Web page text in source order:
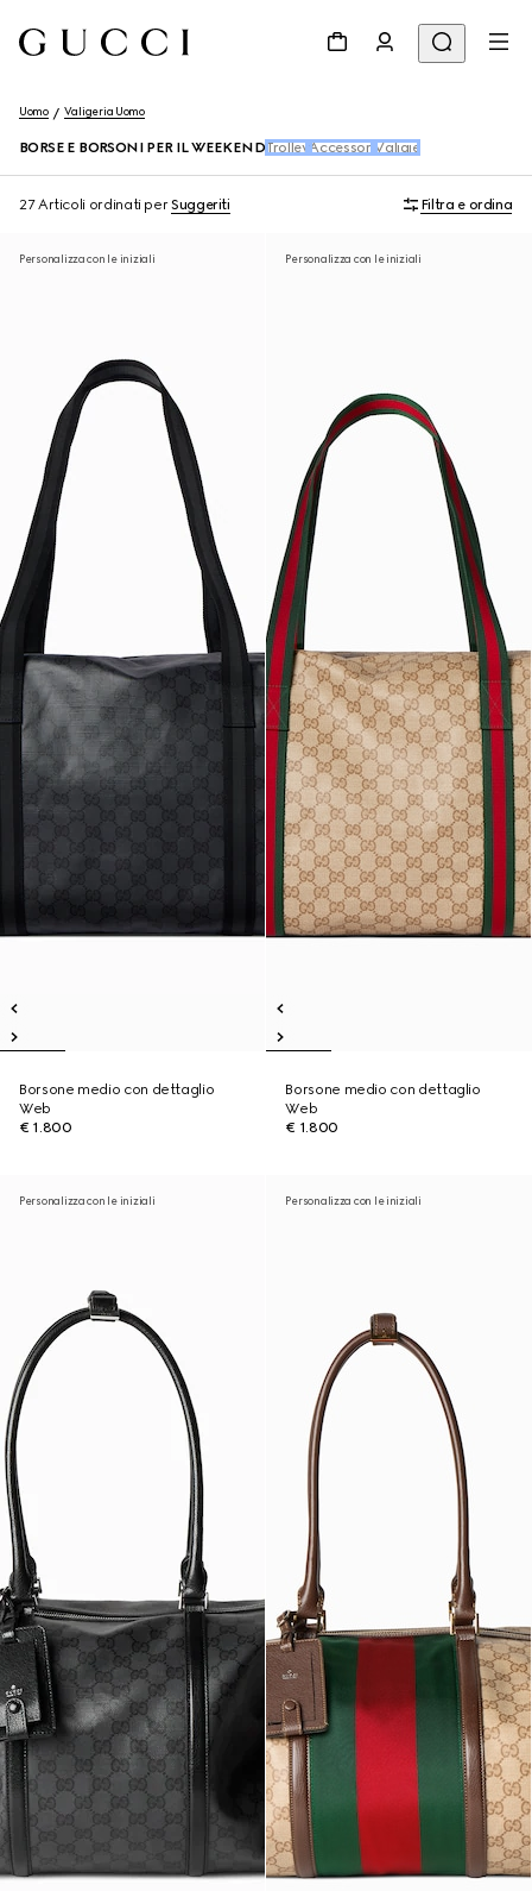
Uomo Valigeria Uomo
BORSE E BORSONI PER IL WEEKEND Trolley Accessori Valigie
27 Articoli ordinati perSuggeriti Filtra e ordina
Personalizza con le iniziali
Borsone medio con dettaglio
Web
€ 1.800
Personalizza con le iniziali
Borsone medio con dettaglio
Web
€ 1.800
Personalizza con le iniziali Personalizza con le iniziali